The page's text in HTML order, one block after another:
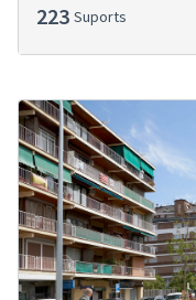
223 Suports